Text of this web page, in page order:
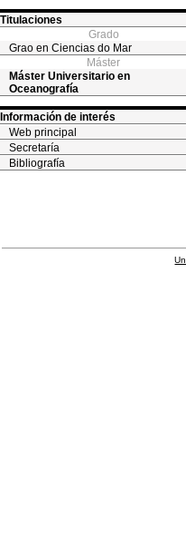
Titulaciones
Grado
Grao en Ciencias do Mar
Máster
Máster Universitario en
Oceanografía
Información de interés
Web principal
Secretaría
Bibliografía